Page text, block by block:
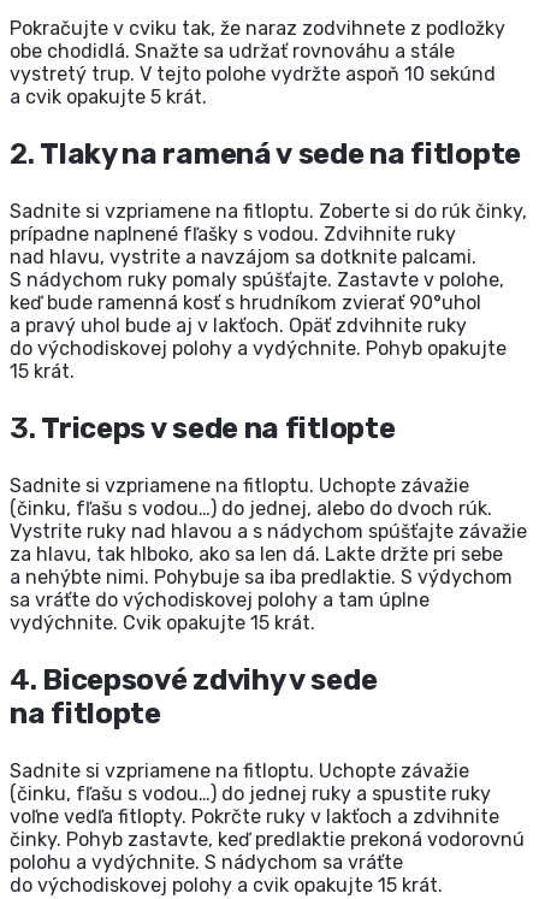
Pokračujte v cviku tak, že naraz zodvihnete z podložky
obe chodidlá. Snažte sa udržať rovnováhu a stále
vystretý trup. V tejto polohe vydržte aspoň 10 sekúnd
a cvik opakujte 5 krát.
2. Tlaky na ramená v sede na fitlopte
Sadnite si vzpriamene na fitloptu. Zoberte si do rúk činky,
prípadne naplnené fľašky s vodou. Zdvihnite ruky
nad hlavu, vystrite a navzájom sa dotknite palcami.
S nádychom ruky pomaly spúšťajte. Zastavte v polohe,
keď bude ramenná kosť s hrudníkom zvierať 90°uhol
a pravý uhol bude aj v lakťoch. Opäť zdvihnite ruky
do východiskovej polohy a vydýchnite. Pohyb opakujte
15 krát.
3. Triceps v sede na fitlopte
Sadnite si vzpriamene na fitloptu. Uchopte závažie
(činku, fľašu s vodou…) do jednej, alebo do dvoch rúk.
Vystrite ruky nad hlavou a s nádychom spúšťajte závažie
za hlavu, tak hlboko, ako sa len dá. Lakte držte pri sebe
a nehýbte nimi. Pohybuje sa iba predlaktie. S výdychom
sa vráťte do východiskovej polohy a tam úplne
vydýchnite. Cvik opakujte 15 krát.
4. Bicepsové zdvihy v sede
na fitlopte
Sadnite si vzpriamene na fitloptu. Uchopte závažie
(činku, fľašu s vodou…) do jednej ruky a spustite ruky
voľne vedľa fitlopty. Pokrčte ruky v lakťoch a zdvihnite
činky. Pohyb zastavte, keď predlaktie prekoná vodorovnú
polohu a vydýchnite. S nádychom sa vráťte
do východiskovej polohy a cvik opakujte 15 krát.